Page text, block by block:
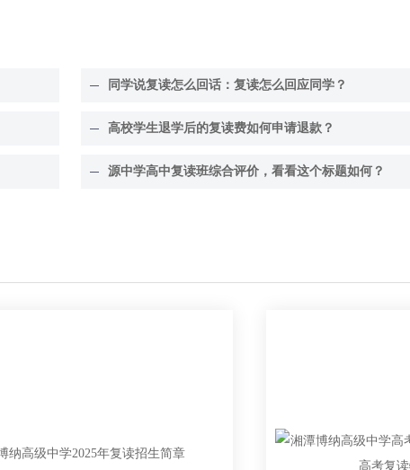
同学说复读怎么回话：复读怎么回应同学？
高校学生退学后的复读费如何申请退款？
源中学高中复读班综合评价，看看这个标题如何？